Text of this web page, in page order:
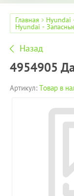
Главная Hyundai
Hyundai -
Назад
4954905
Артикул: Товар в